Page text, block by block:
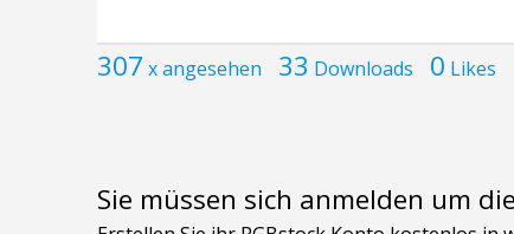
307 x angesehen 33 Downloads 0 Likes
Sie müssen sich anmelden um